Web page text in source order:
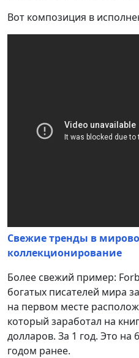
Вот композиция в
Свежие тренды в
коллекционирование
Более свежий пример:
богатых писателей мира
на первом месте
который заработал на
долларов. За 1 год. Это
годом ранее.